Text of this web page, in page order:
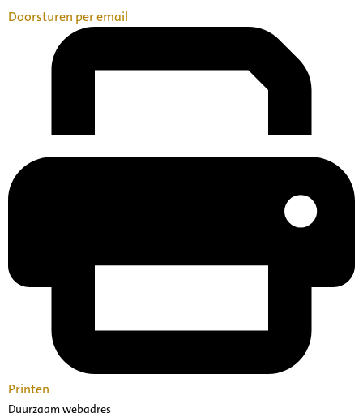
Doorsturen per email
Printen
Duurzaam webadres